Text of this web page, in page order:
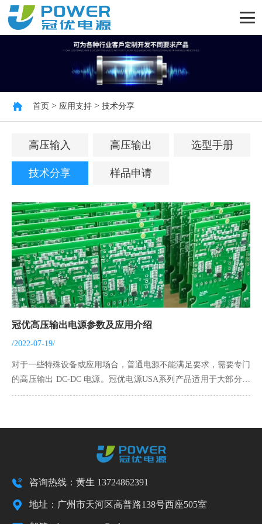
首页> 应用支持> 技术分享
高压输入 高压输出 选型手册
技术分享 样品申请
冠优高压输出电源参数及应用介绍
/2022-07-19/
对于一些特殊设备或应用场合，普通电源不能满足要求，需要专门
的高压输出 DC-DC 电源。冠优电源USA系列产品适用于大部分类
似场景！
咨询热线：黄生 13724862391
地址：广州市天河区高普路138号西座505室